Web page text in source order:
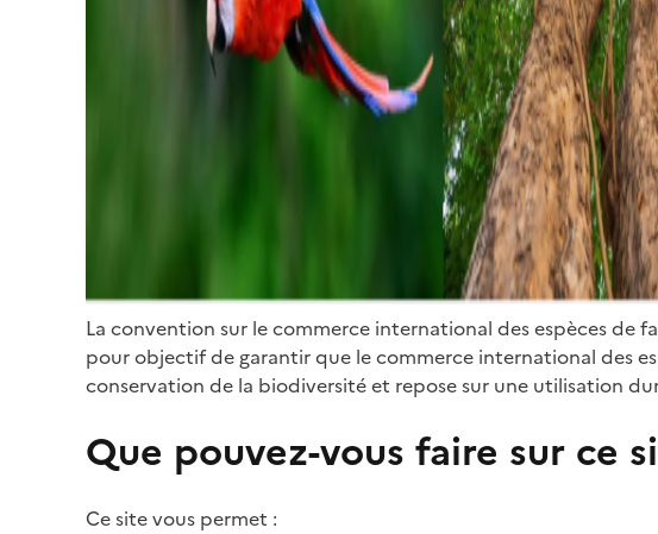
La convention sur le commerce international des espèces de
pour objectif de garantir que le commerce international des
conservation de la biodiversité et repose sur une utilisation
Que pouvez-vous faire sur ce
Ce site vous permet :